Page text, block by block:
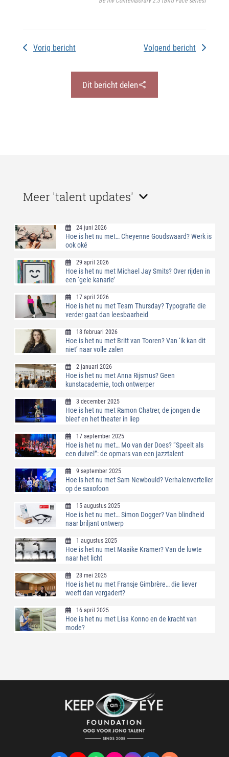
Vorig bericht Volgend bericht
Dit bericht delen
Meer 'talent updates'
24 juni 2026
Hoe is het nu met… Cheyenne Goudswaard? Werk is
ook oké
29 april 2026
Hoe is het nu met Michael Jay Smits? Over rijden in
een ‘gele kanarie’
17 april 2026
Hoe is het nu met Team Thursday? Typografie die
verder gaat dan leesbaarheid
18 februari 2026
Hoe is het nu met Britt van Tooren? Van ‘ik kan dit
niet’ naar volle zalen
2 januari 2026
Hoe is het nu met Anna Rijsmus? Geen
kunstacademie, toch ontwerper
3 december 2025
Hoe is het nu met Ramon Chatrer, de jongen die
bleef en het theater in liep
17 september 2025
Hoe is het nu met… Mo van der Does? “Speelt als
een duivel”: de opmars van een jazztalent
9 september 2025
Hoe is het nu met Sam Newbould? Verhalenverteller
op de saxofoon
15 augustus 2025
Hoe is het nu met… Simon Dogger? Van blindheid
naar briljant ontwerp
1 augustus 2025
Hoe is het nu met Maaike Kramer? Van de luwte
naar het licht
28 mei 2025
Hoe is het nu met Fransje Gimbrère… die liever
weeft dan vergadert?
16 april 2025
Hoe is het nu met Lisa Konno en de kracht van
mode?